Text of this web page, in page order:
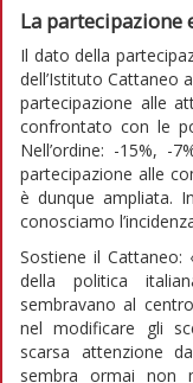
La partecipazione
Il dato della
dell’Istituto Cattaneo
partecipazione alle
confrontato con le
Nell’ordine: -15%, -
partecipazione alle
è dunque ampliata.
conosciamo
Sostiene il Cattaneo:
della politica
sembravano al
nel modificare gli
scarsa attenzione
sembra ormai non